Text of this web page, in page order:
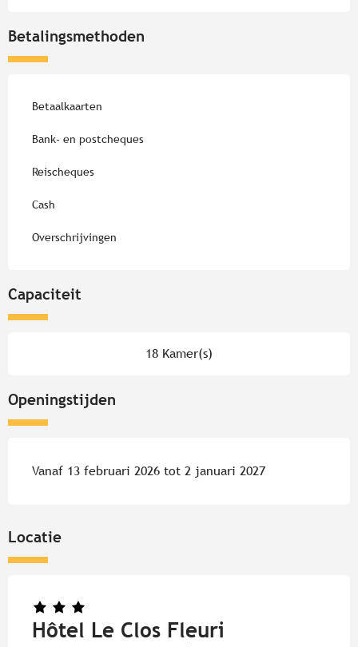
Betalingsmethoden
Betaalkaarten
Bank- en postcheques
Reischeques
Cash
Overschrijvingen
Capaciteit
18 Kamer(s)
Openingstijden
Vanaf 13 februari 2026 tot 2 januari 2027
Locatie
Hôtel Le Clos Fleuri